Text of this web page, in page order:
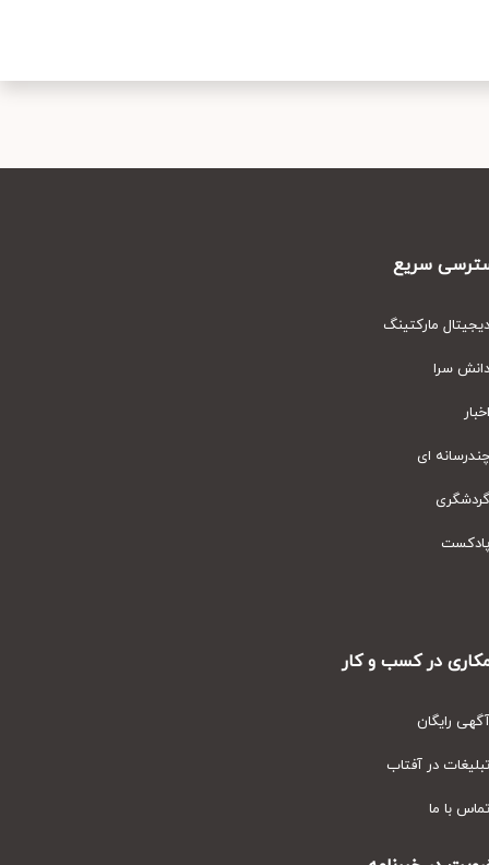
سریع
مارکتینگ
سرا
ای
در کسب و کار
رایگان
در آفتاب
با ما